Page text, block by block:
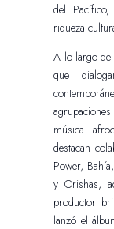
del
riqueza
A lo largo de
que
música
destacan
Power,
y Orishas,
productor
lanzó el